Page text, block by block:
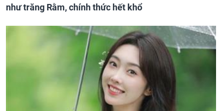
như trăng Rằm, chính thức hết khổ